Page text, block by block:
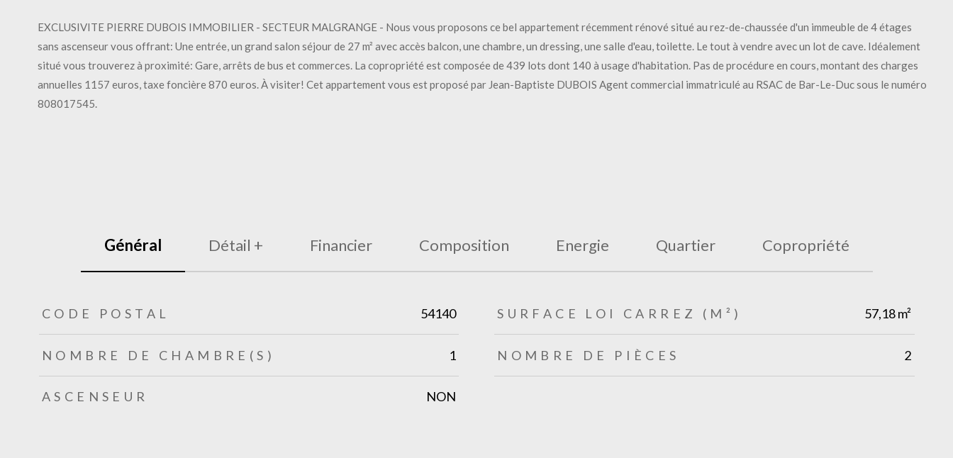
EXCLUSIVITE PIERRE DUBOIS IMMOBILIER - SECTEUR MALGRANGE - Nous vous proposons ce bel appartement récemment rénové situé au rez-de-chaussée d'un immeuble de 4 étages
sans ascenseur vous offrant: Une entrée, un grand salon séjour de 27 m² avec accès balcon, une chambre, un dressing, une salle d'eau, toilette. Le tout à vendre avec un lot de cave. Idéalement
situé vous trouverez à proximité: Gare, arrêts de bus et commerces. La copropriété est composée de 439 lots dont 140 à usage d'habitation. Pas de procédure en cours, montant des charges
annuelles 1157 euros, taxe foncière 870 euros. À visiter! Cet appartement vous est proposé par Jean-Baptiste DUBOIS Agent commercial immatriculé au RSAC de Bar-Le-Duc sous le numéro
808017545.
Général Détail + Financier Composition Energie Quartier Copropriété
TRAD_ZEPHYR_Caracteristique
CODE POSTAL 54140 SURFACE LOI CARREZ (M²) 57,18 m²
NOMBRE DE CHAMBRE(S) 1 NOMBRE DE PIÈCES 2
ASCENSEUR NON